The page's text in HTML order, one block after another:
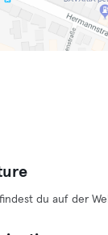
du auf der